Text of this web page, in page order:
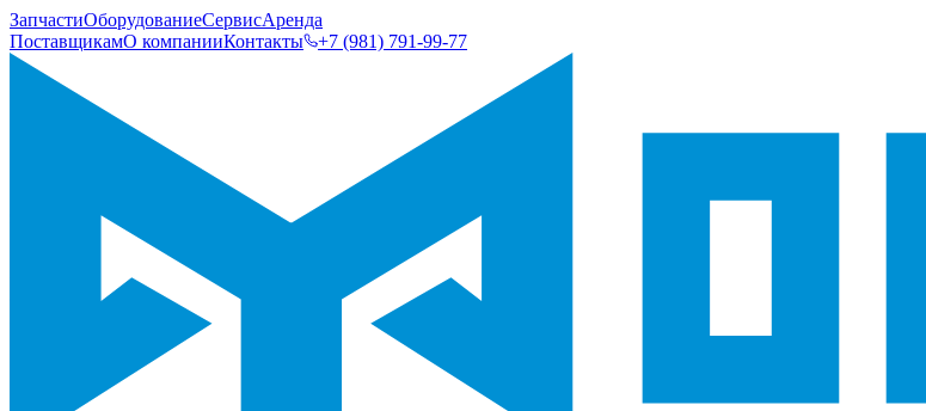
ЗапчастиОборудованиеСервисАренда
ПоставщикамО компанииКонтакты +7 (981) 791-99-77